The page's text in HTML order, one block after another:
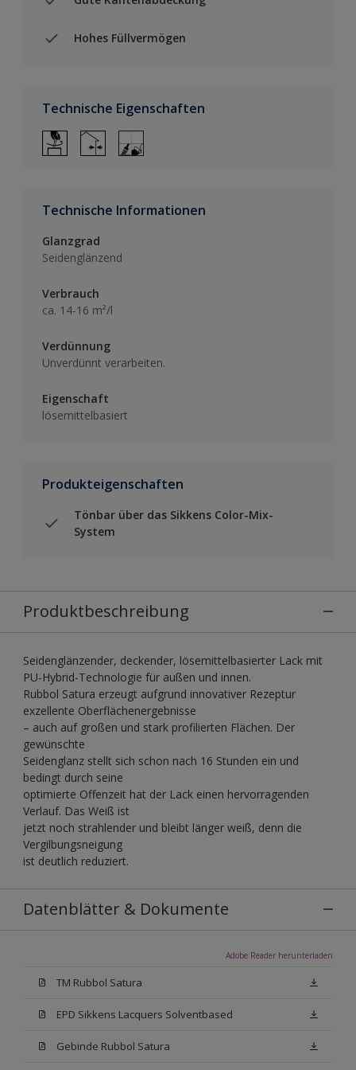
Hohes Füllvermögen
Technische Eigenschaften
Technische Informationen
Glanzgrad
Seidenglänzend
Verbrauch
ca. 14-16 m²/l
Verdünnung
Unverdünnt verarbeiten.
Eigenschaft
lösemittelbasiert
Produkteigenschaften
Tönbar über das Sikkens Color-Mix-
System
Produktbeschreibung
Seidenglänzender, deckender, lösemittelbasierter Lack mit
PU-Hybrid-Technologie für außen und innen.
Rubbol Satura erzeugt aufgrund innovativer Rezeptur
exzellente Oberflächenergebnisse
– auch auf großen und stark profilierten Flächen. Der
gewünschte
Seidenglanz stellt sich schon nach 16 Stunden ein und
bedingt durch seine
optimierte Offenzeit hat der Lack einen hervorragenden
Verlauf. Das Weiß ist
jetzt noch strahlender und bleibt länger weiß, denn die
Vergilbungsneigung
ist deutlich reduziert.
Datenblätter & Dokumente
Adobe Reader herunterladen
TM Rubbol Satura
EPD Sikkens Lacquers Solventbased
Gebinde Rubbol Satura